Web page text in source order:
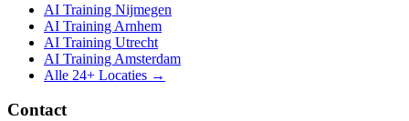
AI Training Nijmegen
AI Training Arnhem
AI Training Utrecht
AI Training Amsterdam
Alle 24+ Locaties →
Contact